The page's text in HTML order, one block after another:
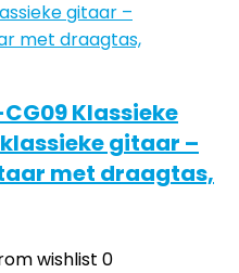
Klassieke
gitaar –
met draagtas,
wishlist 0